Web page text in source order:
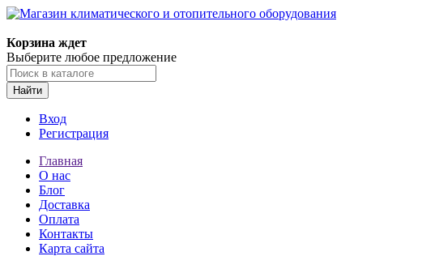
Корзина ждет
Выберите любое предложение
Найти
Вход
Регистрация
Главная
О нас
Блог
Доставка
Оплата
Контакты
Карта сайта